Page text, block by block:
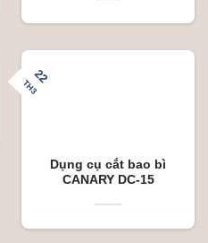
Dụng cụ cắt bao bì
CANARY DC-15
22
TH3